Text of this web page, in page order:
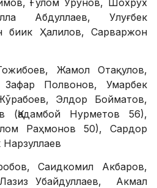
Абдуллаев, Улуғбек
биик Ҳалилов, Сарваржон
Жамол Отақулов,
Полвонов, Умарбек
Элдор Бойматов,
(Қадамбой Нурметов 56),
Раҳмонов 50), Сардор
Саидкомил Акбаров,
Убайдуллаев, Акмал